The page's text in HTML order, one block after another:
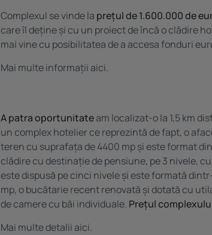
Complexul se vinde la prețul de 1.600.000 de
care îl deține și cu un proiect de încă o clădire
mai vine cu posibilitatea de a accesa fonduri
Mai multe informațiiaici.
A patraoportunitateam localizat-o la 1,5 km
un complex hotelier ce reprezintă de fapt, o
teren cu suprafața de 4400 mp și este format
clădire cu destinație de pensiune, pe 3 nivele,
este dispusă pe cinci nivele și este formată
mp, o bucătarie recent renovată și dotată cu
de camere cu băi individuale. Prețul
Mai multe detaliiaici.